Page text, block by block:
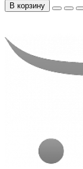
В корзину